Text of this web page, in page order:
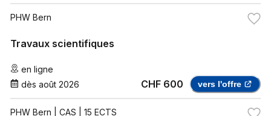
PHW Bern
Travaux scientifiques
en ligne
dès août 2026 CHF 600 vers l'offre
PHW Bern | CAS | 15 ECTS